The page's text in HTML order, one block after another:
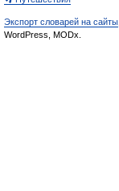
Экспорт словарей на сайты
WordPress, MODx.